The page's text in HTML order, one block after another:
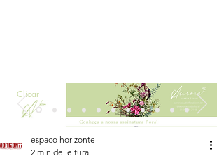
Clicar
espaco horizonte
2 min de leitura